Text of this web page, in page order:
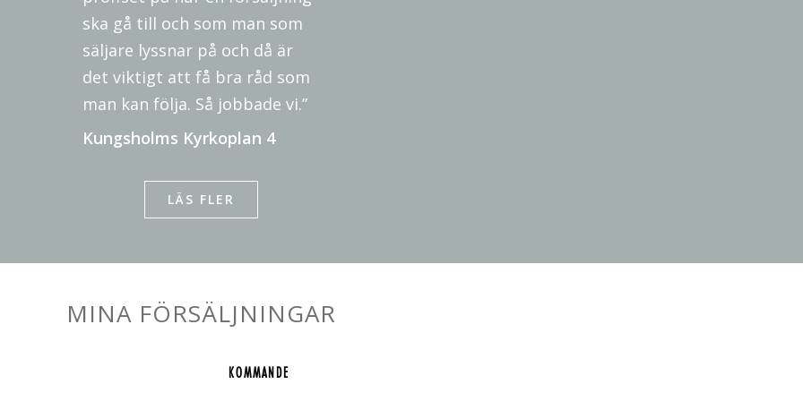
ska gå till och som man som
säljare lyssnar på och då är
det viktigt att få bra råd som
man kan följa. Så jobbade vi.”
Kungsholms Kyrkoplan 4
LÄS FLER
MINA FÖRSÄLJNINGAR
KOMMANDE
KOMMANDE